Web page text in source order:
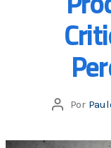
Por